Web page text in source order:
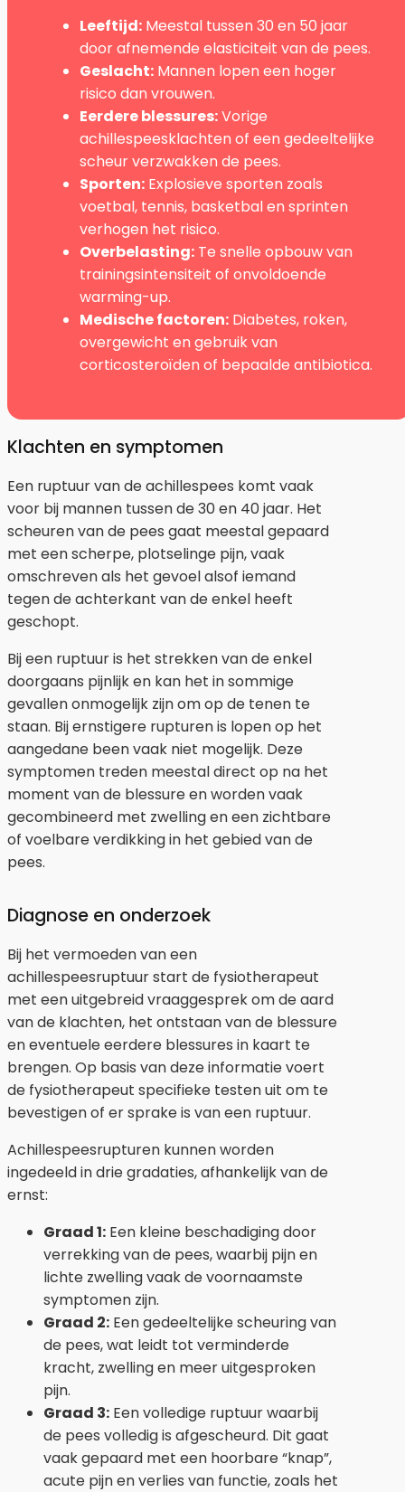
Leeftijd: Meestal tussen 30 en 50 jaar
door afnemende elasticiteit van de pees.
Geslacht: Mannen lopen een hoger
risico dan vrouwen.
Eerdere blessures:Vorige
achillespeesklachten of een gedeeltelijke
scheur verzwakken de pees.
Sporten: Explosieve sporten zoals
voetbal, tennis, basketbal en sprinten
verhogen het risico.
Overbelasting: Te snelle opbouw van
trainingsintensiteit of onvoldoende
warming-up.
Medische factoren: Diabetes, roken,
overgewicht en gebruik van
corticosteroïden of bepaalde antibiotica.
Klachten en symptomen
Een ruptuur van de achillespees komt vaak
voor bij mannen tussen de 30 en 40 jaar. Het
scheuren van de pees gaat meestal gepaard
met een scherpe, plotselinge pijn, vaak
omschreven als het gevoel alsof iemand
tegen de achterkant van de enkel heeft
geschopt.
Bij een ruptuur is het strekken van de enkel
doorgaans pijnlijk en kan het in sommige
gevallen onmogelijk zijn om op de tenen te
staan. Bij ernstigere rupturen is lopen op het
aangedane been vaak niet mogelijk. Deze
symptomen treden meestal direct op na het
moment van de blessure en worden vaak
gecombineerd met zwelling en een zichtbare
of voelbare verdikking in het gebied van de
pees.
Diagnose en onderzoek
Bij het vermoeden van een
achillespeesruptuur start de fysiotherapeut
met een uitgebreid vraaggesprek om de aard
van de klachten, het ontstaan van de blessure
en eventuele eerdere blessures in kaart te
brengen. Op basis van deze informatie voert
de fysiotherapeut specifieke testen uit om te
bevestigen of er sprake is van een ruptuur.
Achillespeesrupturen kunnen worden
ingedeeld in drie gradaties, afhankelijk van de
ernst:
Graad 1: Een kleine beschadiging door
verrekking van de pees, waarbij pijn en
lichte zwelling vaak de voornaamste
symptomen zijn.
Graad 2: Een gedeeltelijke scheuring van
de pees, wat leidt tot verminderde
kracht, zwelling en meer uitgesproken
pijn.
Graad 3: Een volledige ruptuur waarbij
de pees volledig is afgescheurd. Dit gaat
vaak gepaard met een hoorbare “knap”,
acute pijn en verlies van functie, zoals het